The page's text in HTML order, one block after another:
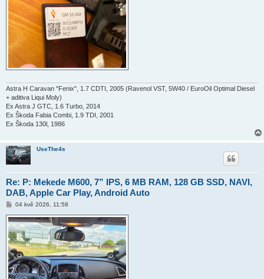
Astra H Caravan "Fenix", 1.7 CDTI, 2005 (Ravenol VST, 5W40 / EuroOil Optimal Diesel
+ aditiva Liqui Moly)
Ex Astra J GTC, 1.6 Turbo, 2014
Ex Škoda Fabia Combi, 1.9 TDI, 2001
Ex Škoda 130l, 1986
UseThe4s
Re: P: Mekede M600, 7” IPS, 6 MB RAM, 128 GB SSD, NAVI,
DAB, Apple Car Play, Android Auto
P
í
s
p
ě
v
e
k
04 kvě 2026, 11:58